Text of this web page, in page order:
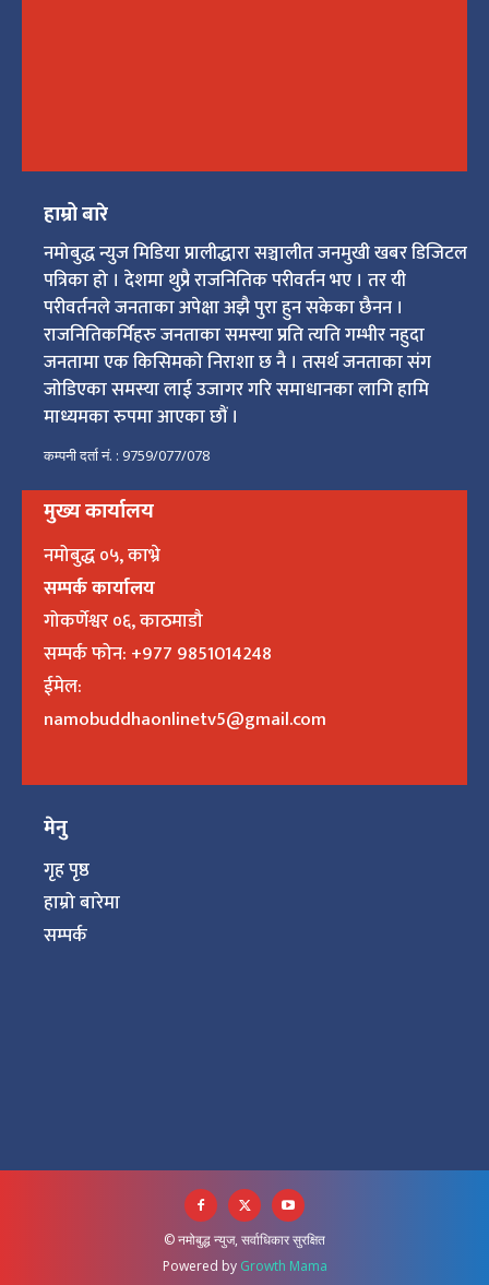
हाम्रो बारे
नमोबुद्ध न्युज मिडिया प्रालीद्धारा सञ्चालीत जनमुखी खबर डिजिटल
पत्रिका हो । देशमा थुप्रै राजनितिक परीवर्तन भए । तर यी
परीवर्तनले जनताका अपेक्षा अझै पुरा हुन सकेका छैनन ।
राजनितिकर्मिहरु जनताका समस्या प्रति त्यति गम्भीर नहुदा
जनतामा एक किसिमको निराशा छ नै । तसर्थ जनताका संग
जोडिएका समस्या लाई उजागर गरि समाधानका लागि हामि
माध्यमका रुपमा आएका छौं ।
कम्पनी दर्ता नं. : 9759/077/078
मुख्य कार्यालय
नमोबुद्ध ०५, काभ्रे
सम्पर्क कार्यालय
गोकर्णेश्वर ०६, काठमाडौ
सम्पर्क फोन: +977 9851014248
ईमेल:
namobuddhaonlinetv5@gmail.com
मेनु
गृह पृष्ठ
हाम्रो बारेमा
सम्पर्क
© नमोबुद्ध न्युज, सर्वाधिकार सुरक्षित
Powered by Growth Mama